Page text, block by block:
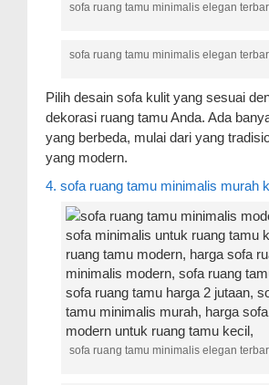
sofa ruang tamu minimalis elegan
sofa ruang tamu minimalis elegan
Pilih desain sofa kulit yang sesuai
dekorasi ruang tamu Anda. Ada
yang berbeda, mulai dari yang
yang modern.
4. sofa ruang tamu minimalis murah
sofa ruang tamu minimalis elegan